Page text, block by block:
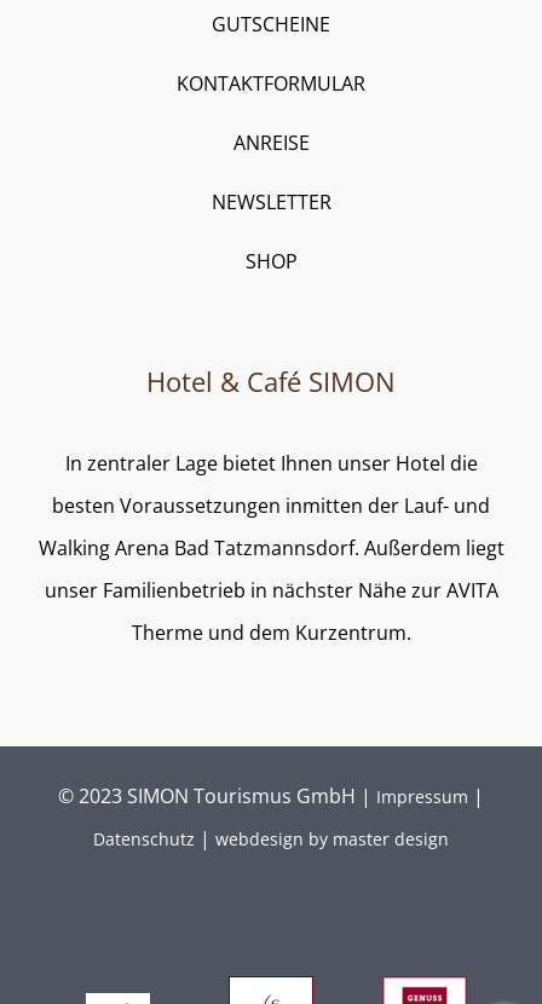
GUTSCHEINE
KONTAKTFORMULAR
ANREISE
NEWSLETTER
SHOP
Hotel & Café SIMON
In zentraler Lage bietet Ihnen unser Hotel die
besten Voraussetzungen inmitten der Lauf- und
Walking Arena Bad Tatzmannsdorf. Außerdem liegt
unser Familienbetrieb in nächster Nähe zur AVITA
Therme und dem Kurzentrum.
© 2023 SIMON Tourismus GmbH | Impressum |
Datenschutz | webdesign by master design